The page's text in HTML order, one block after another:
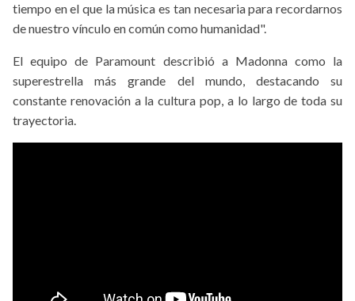
tiempo en el que la música es tan necesaria para recordarnos
de nuestro vínculo en común como humanidad".
El equipo de Paramount describió a Madonna como la
superestrella más grande del mundo, destacando su
constante renovación a la cultura pop, a lo largo de toda su
trayectoria.